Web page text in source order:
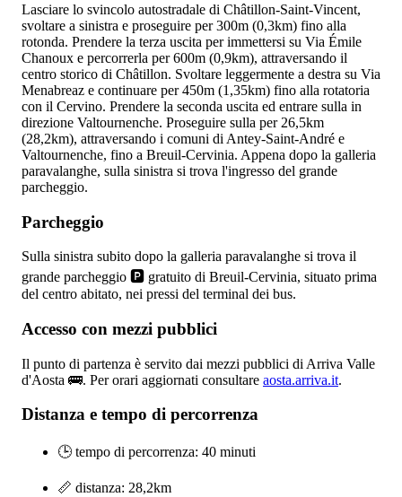
Lasciare lo svincolo autostradale di Châtillon-Saint-Vincent,
svoltare a sinistra e proseguire per 300m (0,3km) fino alla
rotonda. Prendere la terza uscita per immettersi su Via Émile
Chanoux e percorrerla per 600m (0,9km), attraversando il
centro storico di Châtillon. Svoltare leggermente a destra su Via
Menabreaz e continuare per 450m (1,35km) fino alla rotatoria
con il Cervino. Prendere la seconda uscita ed entrare sulla in
direzione Valtournenche. Proseguire sulla per 26,5km
(28,2km), attraversando i comuni di Antey-Saint-André e
Valtournenche, fino a Breuil-Cervinia. Appena dopo la galleria
paravalanghe, sulla sinistra si trova l'ingresso del grande
parcheggio.
Parcheggio
Sulla sinistra subito dopo la galleria paravalanghe si trova il
grande parcheggio 🅿️ gratuito di Breuil-Cervinia, situato prima
del centro abitato, nei pressi del terminal dei bus.
Accesso con mezzi pubblici
Il punto di partenza è servito dai mezzi pubblici di Arriva Valle
d'Aosta 🚌. Per orari aggiornati consultare aosta.arriva.it.
Distanza e tempo di percorrenza
🕒 tempo di percorrenza: 40 minuti
📏 distanza: 28,2km